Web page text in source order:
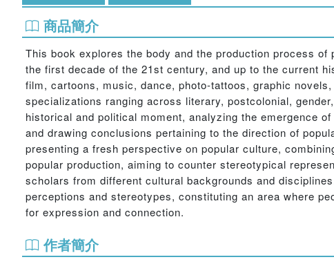
商品簡介
This book explores the body and the production process
the first decade of the 21st century, and up to the current
film, cartoons, music, dance, photo-tattoos, graphic
specializations ranging across literary, postcolonial,
historical and political moment, analyzing the emergence
and drawing conclusions pertaining to the direction of
presenting a fresh perspective on popular culture,
popular production, aiming to counter stereotypical
scholars from different cultural backgrounds and
perceptions and stereotypes, constituting an area where
for expression and connection.
作者簡介